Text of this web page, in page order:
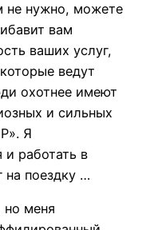
не нужно, можете
вам
ваших услуг,
ведут
охотнее имеют
и сильных
Я
и работать в
на поездку …
меня